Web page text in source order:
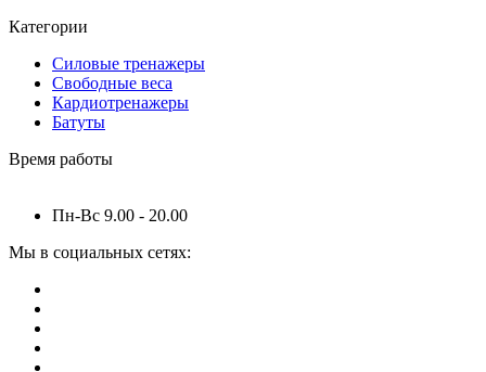
Категории
Силовые тренажеры
Свободные веса
Кардиотренажеры
Батуты
Время работы
Пн-Вс 9.00 - 20.00
Мы в социальных сетях: